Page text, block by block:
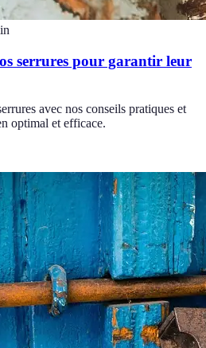
serrures pour garantir leur
avec nos conseils pratiques et
optimal et efficace.